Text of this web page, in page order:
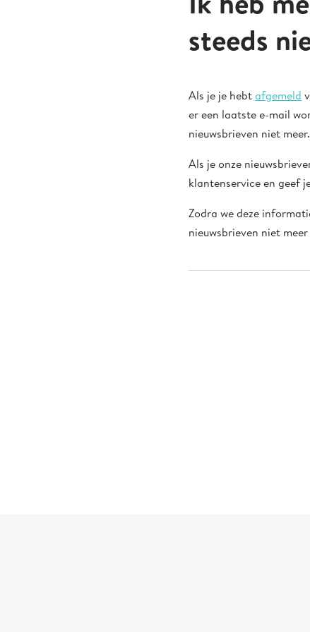
steeds
Als je je hebtafgemeld
er een laatste e-mail
nieuwsbrieven niet
Als je onze
klantenservice en geef
Zodra we deze
nieuwsbrieven niet